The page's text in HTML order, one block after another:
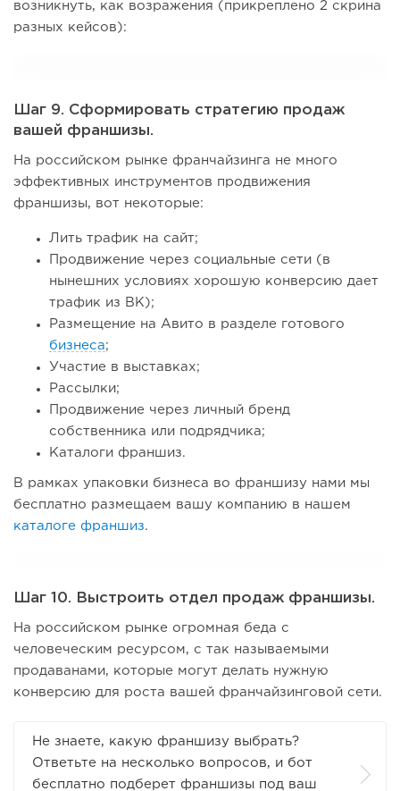
возникнуть, как возражения (прикреплено 2 скрина
разных кейсов):
Шаг 9. Сформировать стратегию продаж
вашей франшизы.
На российском рынке франчайзинга не много
эффективных инструментов продвижения
франшизы, вот некоторые:
Лить трафик на сайт;
Продвижение через социальные сети (в
нынешних условиях хорошую конверсию дает
трафик из ВК);
Размещение на Авито в разделе готового
бизнеса;
Участие в выставках;
Рассылки;
Продвижение через личный бренд
собственника или подрядчика;
Каталоги франшиз.
В рамках упаковки бизнеса во франшизу нами мы
бесплатно размещаем вашу компанию в нашем
каталоге франшиз.
Шаг 10. Выстроить отдел продаж франшизы.
На российском рынке огромная беда с
человеческим ресурсом, с так называемыми
продаванами, которые могут делать нужную
конверсию для роста вашей франчайзинговой сети.
Не знаете, какую франшизу выбрать?
Ответьте на несколько вопросов, и бот
бесплатно подберет франшизы под ваш